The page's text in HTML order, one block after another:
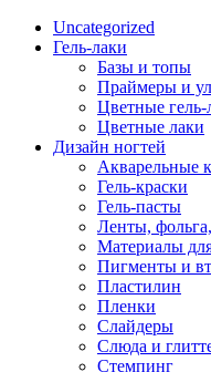
Uncategorized
Гель-лаки
Базы и топы
Праймеры и
Цветные гель-
Цветные лаки
Дизайн ногтей
Акварельные
Гель-краски
Гель-пасты
Ленты,
Материалы
Пигменты и
Пластилин
Пленки
Слайдеры
Слюда и
Стемпинг